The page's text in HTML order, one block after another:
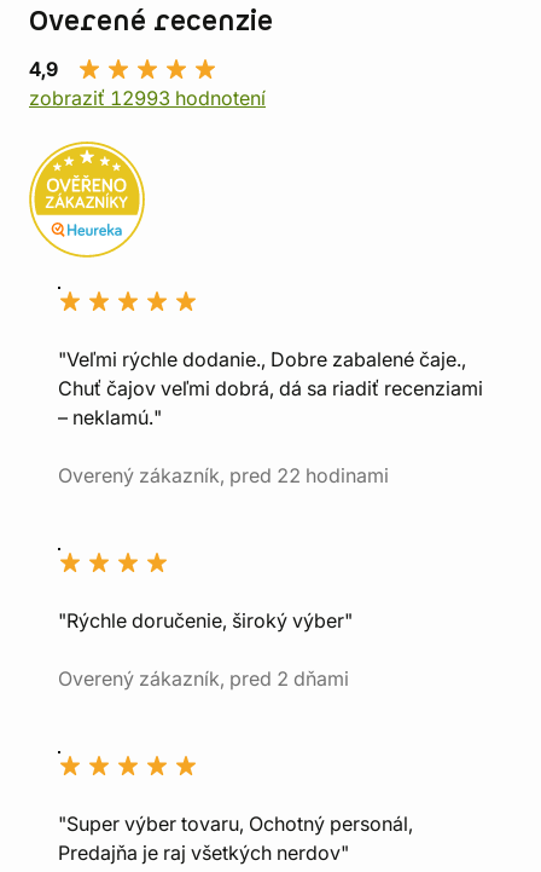
Overené recenzie
4,9
zobraziť 12993 hodnotení
"Veľmi rýchle dodanie., Dobre zabalené čaje.,
Chuť čajov veľmi dobrá, dá sa riadiť recenziami
– neklamú."
Overený zákazník, pred 22 hodinami
"Rýchle doručenie, široký výber"
Overený zákazník, pred 2 dňami
"Super výber tovaru, Ochotný personál,
Predajňa je raj všetkých nerdov"